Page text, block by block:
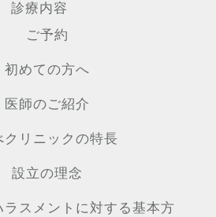
診療内容
ご予約
初めての方へ
医師のご紹介
クリニックの特長
設立の理念
ラスメントに対する基本方